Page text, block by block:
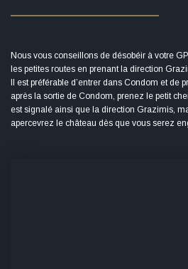
Nous vous conseillons de désobéir à votre
les petites routes en prenant la direction
Il est préférable d’entrer dans Condom et de
après la sortie de Condom, prenez le petit
est signalé ainsi que la direction Grazimis,
apercevrez le château dès que vous serez